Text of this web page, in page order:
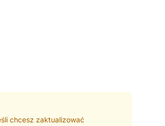
chcesz zaktualizować